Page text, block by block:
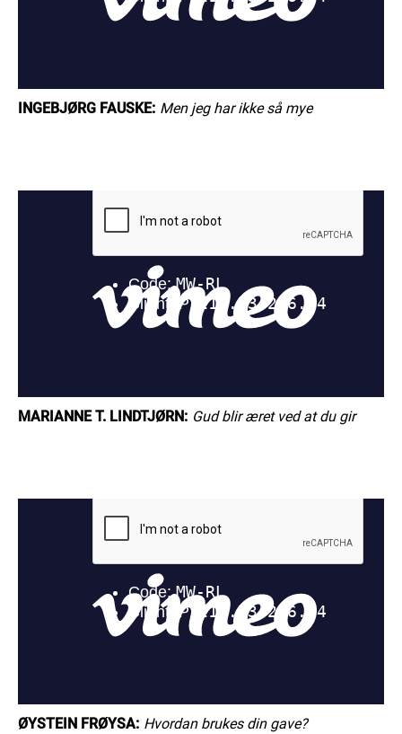
INGEBJØRG FAUSKE: Men jeg har ikke så mye
MARIANNE T. LINDTJØRN: Gud blir æret ved at du gir
ØYSTEIN FRØYSA: Hvordan brukes din gave?